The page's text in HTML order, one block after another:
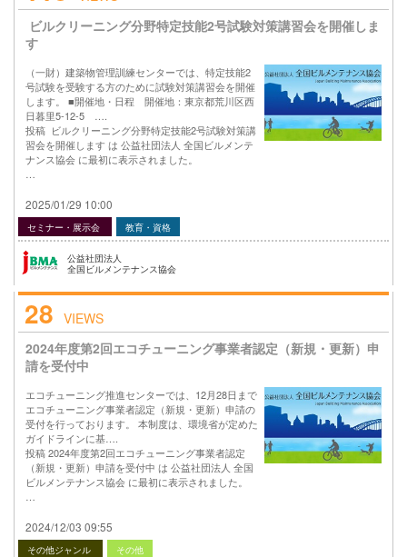
ビルクリーニング分野特定技能2号試験対策講習会を開催しま
す
（一財）建築物管理訓練センターでは、特定技能2
号試験を受験する方のために試験対策講習会を開催
します。 ■開催地・日程 開催地：東京都荒川区西
日暮里5-12-5 ….
投稿 ビルクリーニング分野特定技能2号試験対策講
習会を開催します は 公益社団法人 全国ビルメンテ
ナンス協会 に最初に表示されました。
2025/01/29 10:00
セミナー・展示会 教育・資格
公益社団法人
全国ビルメンテナンス協会
28 VIEWS
2024年度第2回エコチューニング事業者認定（新規・更新）申
請を受付中
エコチューニング推進センターでは、12月28日まで
エコチューニング事業者認定（新規・更新）申請の
受付を行っております。 本制度は、環境省が定めた
ガイドラインに基….
投稿 2024年度第2回エコチューニング事業者認定
（新規・更新）申請を受付中 は 公益社団法人 全国
ビルメンテナンス協会 に最初に表示されました。
2024/12/03 09:55
その他ジャンル その他